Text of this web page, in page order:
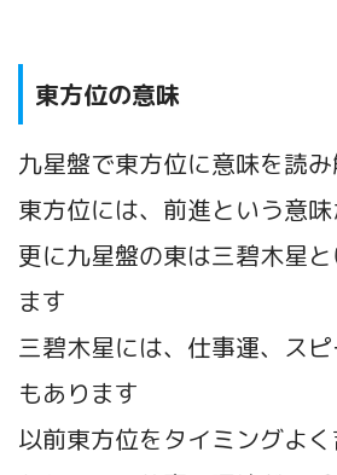
東方位の意味
九星盤で東方位に意味を読み
東方位には、前進という意
更に九星盤の東は三碧木星
ます
三碧木星には、仕事運、ス
もあります
以前東方位をタイミングよ